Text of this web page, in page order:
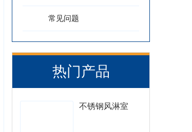
常见问题
热门产品
不锈钢风淋室